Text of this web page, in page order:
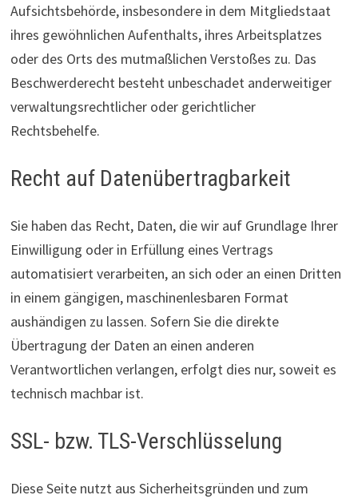
Aufsichtsbehörde, insbesondere in dem Mitgliedstaat
ihres gewöhnlichen Aufenthalts, ihres Arbeitsplatzes
oder des Orts des mutmaßlichen Verstoßes zu. Das
Beschwerderecht besteht unbeschadet anderweitiger
verwaltungsrechtlicher oder gerichtlicher
Rechtsbehelfe.
Recht auf Daten­übertrag­barkeit
Sie haben das Recht, Daten, die wir auf Grundlage Ihrer
Einwilligung oder in Erfüllung eines Vertrags
automatisiert verarbeiten, an sich oder an einen Dritten
in einem gängigen, maschinenlesbaren Format
aushändigen zu lassen. Sofern Sie die direkte
Übertragung der Daten an einen anderen
Verantwortlichen verlangen, erfolgt dies nur, soweit es
technisch machbar ist.
SSL- bzw. TLS-Verschlüsselung
Diese Seite nutzt aus Sicherheitsgründen und zum